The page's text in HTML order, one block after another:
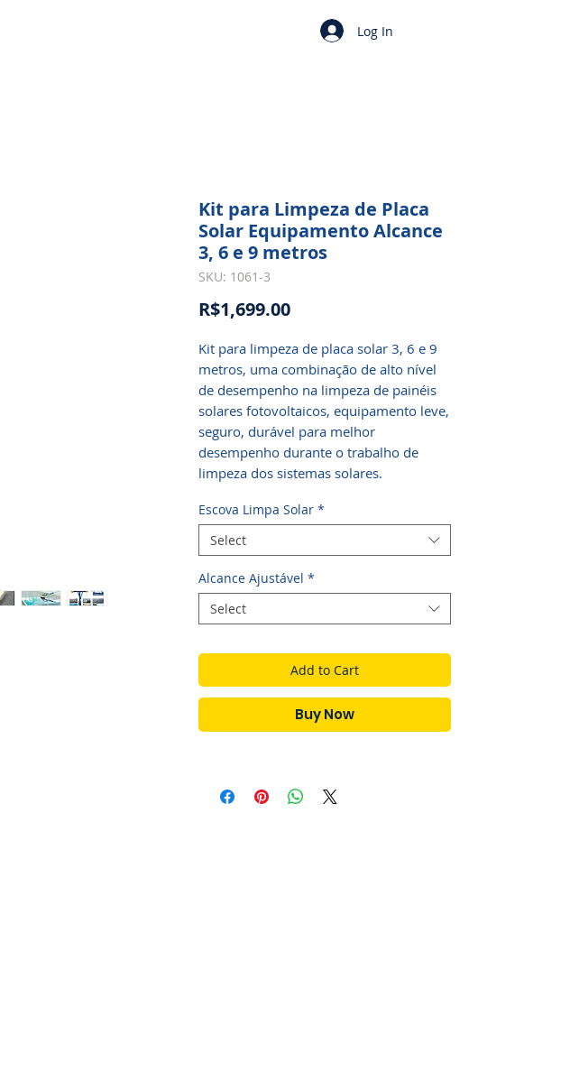
Log In
Kit para Limpeza de Placa
Solar Equipamento Alcance
3, 6 e 9 metros
SKU: 1061-3
R$1,699.00Price
Kit para limpeza de placa solar 3, 6 e 9
metros, uma combinação de alto nível
de desempenho na limpeza de painéis
solares fotovoltaicos, equipamento leve,
seguro, durável para melhor
desempenho durante o trabalho de
limpeza dos sistemas solares.
Escova Limpa Solar *
Select
Alcance Ajustável *
Select
Add to Cart
Buy Now